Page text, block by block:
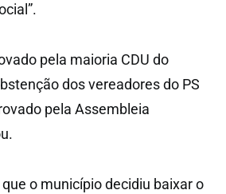
pela maioria CDU do
dos vereadores do PS
pela Assembleia
o município decidiu baixar o